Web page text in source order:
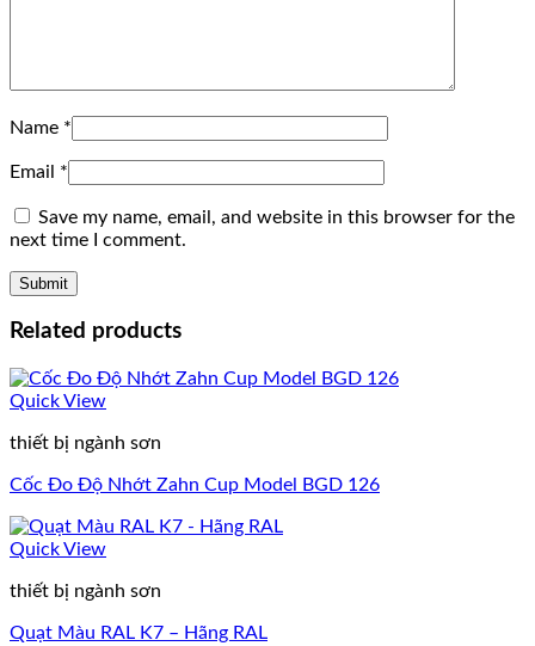
Name *
Email *
Save my name, email, and website in this browser for the
next time I comment.
Related products
Quick View
thiết bị ngành sơn
Cốc Đo Độ Nhớt Zahn Cup Model BGD 126
Quick View
thiết bị ngành sơn
Quạt Màu RAL K7 – Hãng RAL